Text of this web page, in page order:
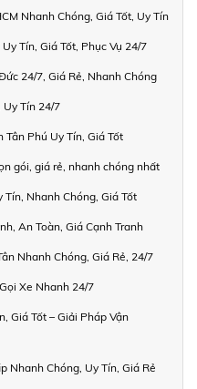
Nhanh Chóng, Giá Tốt, Uy Tín
Tín, Giá Tốt, Phục Vụ 24/7
24/7, Giá Rẻ, Nhanh Chóng
Uy Tín 24/7
Tân Phú Uy Tín, Giá Tốt
gói, giá rẻ, nhanh chóng nhất
Tín, Nhanh Chóng, Giá Tốt
An Toàn, Giá Cạnh Tranh
Nhanh Chóng, Giá Rẻ, 24/7
Xe Nhanh 24/7
Giá Tốt – Giải Pháp Vận
Nhanh Chóng, Uy Tín, Giá Rẻ